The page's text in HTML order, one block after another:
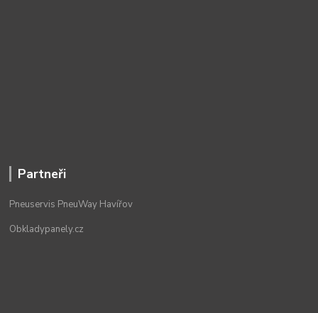
Partneři
Pneuservis PneuWay Havířov
Obkladypanely.cz